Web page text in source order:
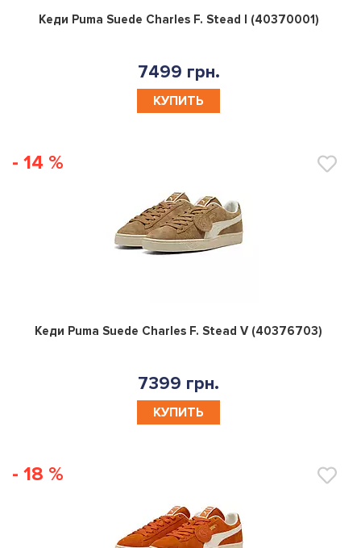
0
Кеди Puma Suede Charles F. Stead I (40370001)
7499 грн.
КУПИТЬ
- 14 %
0
Кеди Puma Suede Charles F. Stead V (40376703)
7399 грн.
КУПИТЬ
- 18 %